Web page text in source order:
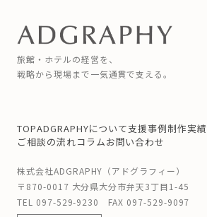
旅館・ホテルの経営を、
戦略から現場まで一気通貫で支える。
TOPADGRAPHYについて支援事例制作実績
ご相談の流れコラムお問い合わせ
株式会社ADGRAPHY（アドグラフィー）
〒870-0017 大分県大分市弁天3丁目1-45
TEL 097-529-9230
FAX 097-529-9097